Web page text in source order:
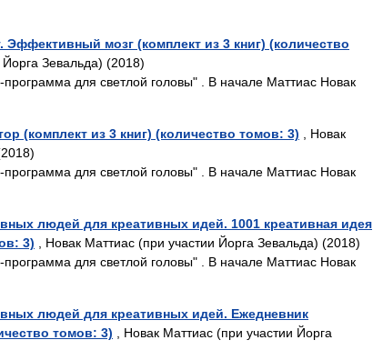
мозг (комплект из 3 книг) (количество
Зевальда) (2018)
для светлой головы" . В начале Маттиас Новак
(комплект из 3 книг) (количество томов: 3) , Новак
для светлой головы" . В начале Маттиас Новак
людей для креативных идей. 1001 креативная идея
3) , Новак Маттиас (при участии Йорга Зевальда) (2018)
для светлой головы" . В начале Маттиас Новак
людей для креативных идей. Ежедневник
томов: 3) , Новак Маттиас (при участии Йорга